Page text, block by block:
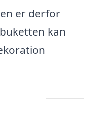
er derfor
kan